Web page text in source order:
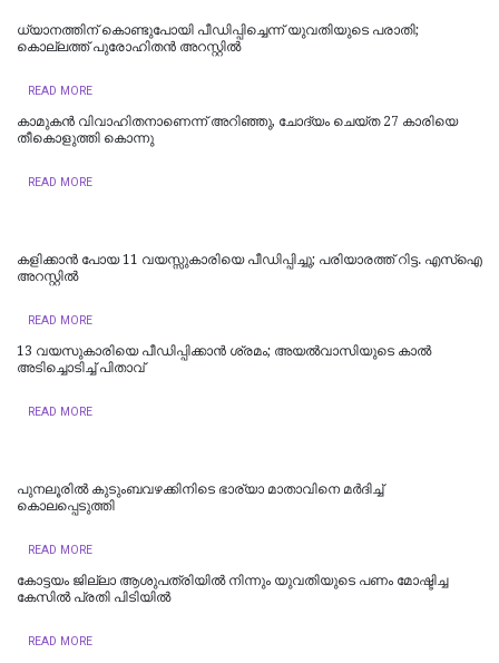
ധ്യാനത്തിന് കൊണ്ടുപോയി പീഡിപ്പിച്ചെന്ന് യുവതിയുടെ പരാതി;
കൊല്ലത്ത് പുരോഹിതന്‍ അറസ്റ്റില്‍
READ MORE
കാമുകൻ വിവാഹിതനാണെന്ന് അറിഞ്ഞു, ചോദ്യം ചെയ്ത 27 കാരിയെ
തീകൊളുത്തി കൊന്നു
READ MORE
കളിക്കാൻ പോയ 11 വയസ്സുകാരിയെ പീഡിപ്പിച്ചു; പരിയാരത്ത് റിട്ട. എസ്ഐ
അറസ്റ്റിൽ
READ MORE
13 വയസുകാരിയെ പീഡിപ്പിക്കാൻ ശ്രമം; അയല്‍വാസിയുടെ കാല്‍
അടിച്ചൊടിച്ച് പിതാവ്
READ MORE
പുനലൂരിൽ കുടുംബവഴക്കിനിടെ ഭാര്യാ മാതാവിനെ മർദിച്ച്
കൊലപ്പെടുത്തി
READ MORE
കോട്ടയം ജില്ലാ ആശുപത്രിയിൽ നിന്നും യുവതിയുടെ പണം മോഷ്ടിച്ച
കേസിൽ പ്രതി പിടിയിൽ
READ MORE